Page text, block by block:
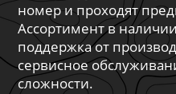
номер и проходят
Ассортимент в
поддержка от
сервисное
сложности.